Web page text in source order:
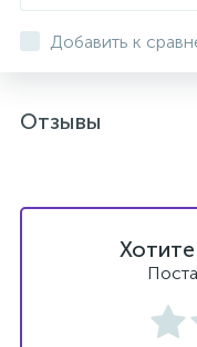
Добавить к
Отзывы